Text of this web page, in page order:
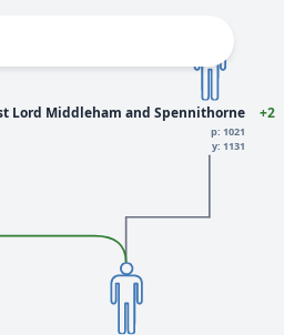
Lord Middleham and Spennithorne
р: 1021
у: 1131
+2